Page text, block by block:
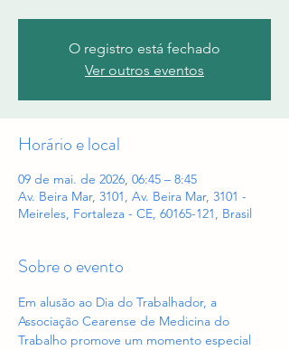
O registro está fechado
Ver outros eventos
Horário e local
09 de mai. de 2026, 06:45 – 8:45
Av. Beira Mar, 3101, Av. Beira Mar, 3101 -
Meireles, Fortaleza - CE, 60165-121, Brasil
Sobre o evento
Em alusão ao Dia do Trabalhador, a
Associação Cearense de Medicina do
Trabalho promove um momento especial